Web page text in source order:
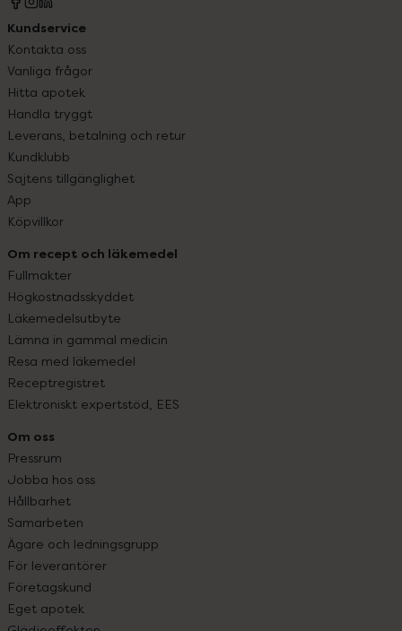
Kundservice
Kontakta oss
Vanliga frågor
Hitta apotek
Handla tryggt
Leverans, betalning och retur
Kundklubb
Sajtens tillgänglighet
App
Köpvillkor
Om recept och läkemedel
Fullmakter
Högkostnadsskyddet
Läkemedelsutbyte
Lämna in gammal medicin
Resa med läkemedel
Receptregistret
Elektroniskt expertstöd, EES
Om oss
Pressrum
Jobba hos oss
Hållbarhet
Samarbeten
Ägare och ledningsgrupp
För leverantörer
Företagskund
Eget apotek